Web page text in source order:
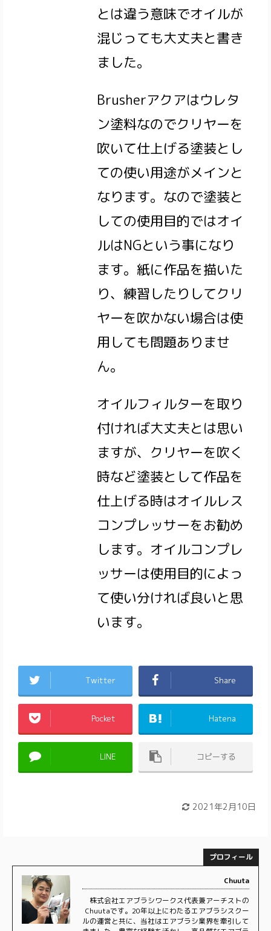
とは違う意味でオイルが
混じっても大丈夫と書き
ました。
Brusherアクアはウレタ
ン塗料なのでクリヤーを
吹いて仕上げる塗装とし
ての使い用途がメインと
なります。なので塗装と
しての使用目的ではオイ
ルはNGという事になり
ます。紙に作品を描いた
り、練習したりしてクリ
ヤーを吹かない場合は使
用しても問題ありませ
ん。
オイルフィルターを取り
付ければ大丈夫とは思い
ますが、クリヤーを吹く
時など塗装として作品を
仕上げる時はオイルレス
コンプレッサーをお勧め
します。オイルコンプレ
ッサーは使用目的によっ
て使い分ければ良いと思
います。
Twitter Share
Pocket Hatena
LINE コピーする
2021年2月10日
プロフィール
Chuuta
株式会社エアブラシワークス代表兼アーチストの
Chuutaです。20年以上にわたるエアブラシスクー
ルの運営と共に、当社はエアブラシ業界を牽引して